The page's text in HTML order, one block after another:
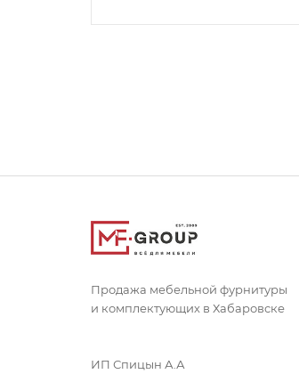
Продажа мебельной фурнитуры
и комплектующих в Хабаровске
ИП Спицын А.А